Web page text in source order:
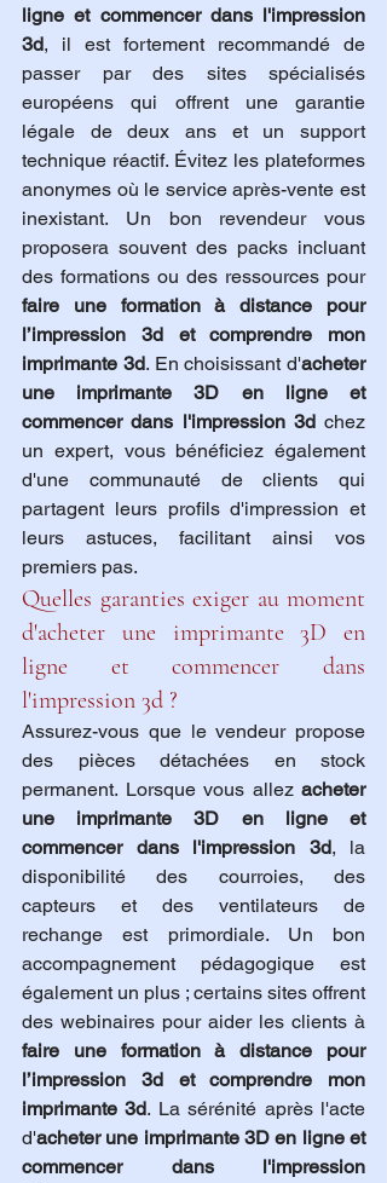
ligne et commencer dans l'impression
3d, il est fortement recommandé de
passer par des sites spécialisés
européens qui offrent une garantie
légale de deux ans et un support
technique réactif. Évitez les plateformes
anonymes où le service après-vente est
inexistant. Un bon revendeur vous
proposera souvent des packs incluant
des formations ou des ressources pour
faire une formation à distance pour
l’impression 3d et comprendre mon
imprimante 3d. En choisissant d'acheter
une imprimante 3D en ligne et
commencer dans l'impression 3d chez
un expert, vous bénéficiez également
d'une communauté de clients qui
partagent leurs profils d'impression et
leurs astuces, facilitant ainsi vos
premiers pas.
Quelles garanties exiger au moment
d'acheter une imprimante 3D en
ligne et commencer dans
l'impression 3d ?
Assurez-vous que le vendeur propose
des pièces détachées en stock
permanent. Lorsque vous allez acheter
une imprimante 3D en ligne et
commencer dans l'impression 3d, la
disponibilité des courroies, des
capteurs et des ventilateurs de
rechange est primordiale. Un bon
accompagnement pédagogique est
également un plus ; certains sites offrent
faire une formation à distance pour
l’impression 3d et comprendre mon
imprimante 3d. La sérénité après l'acte
d'acheter une imprimante 3D en ligne et
commencer dans l'impression